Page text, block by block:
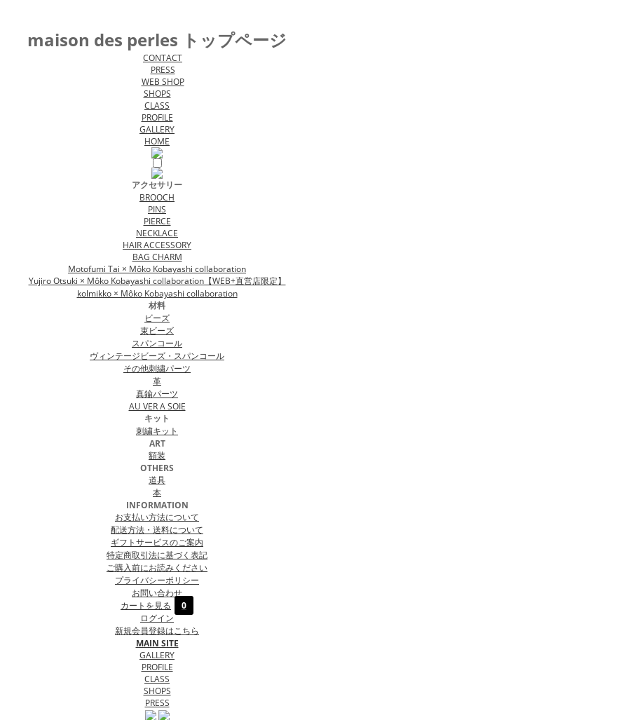
maison des perles トップページ
CONTACT
PRESS
WEB SHOP
SHOPS
CLASS
PROFILE
GALLERY
HOME
アクセサリー
BROOCH
PINS
PIERCE
NECKLACE
HAIR ACCESSORY
BAG CHARM
Motofumi Tai × Môko Kobayashi collaboration
Yujiro Otsuki × Môko Kobayashi collaboration【WEB+直営店限定】
kolmikko × Môko Kobayashi collaboration
材料
ビーズ
束ビーズ
スパンコール
ヴィンテージビーズ・スパンコール
その他刺繍パーツ
革
真鍮パーツ
AU VER A SOIE
キット
刺繍キット
ART
額装
OTHERS
道具
本
INFORMATION
お支払い方法について
配送方法・送料について
ギフトサービスのご案内
特定商取引法に基づく表記
ご購入前にお読みください
プライバシーポリシー
お問い合わせ
カートを見る
0
ログイン
新規会員登録はこちら
MAIN SITE
GALLERY
PROFILE
CLASS
SHOPS
PRESS